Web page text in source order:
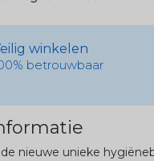
winkelen
betrouwbaar
nieuwe unieke